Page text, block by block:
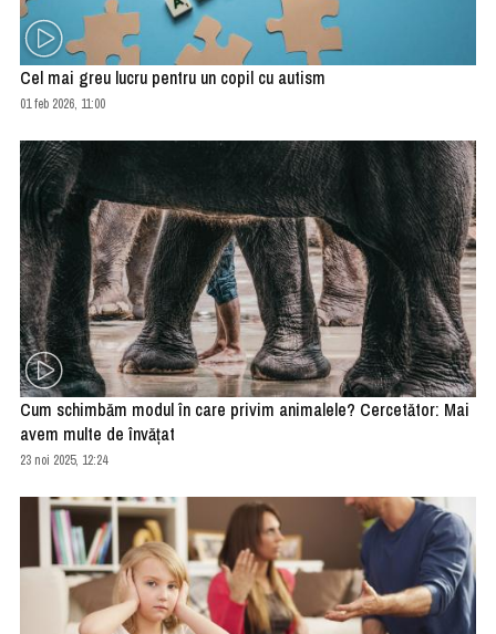
Cel mai greu lucru pentru un copil cu autism
01 feb 2026, 11:00
Cum schimbăm modul în care privim animalele? Cercetător: Mai
avem multe de învățat
23 noi 2025, 12:24